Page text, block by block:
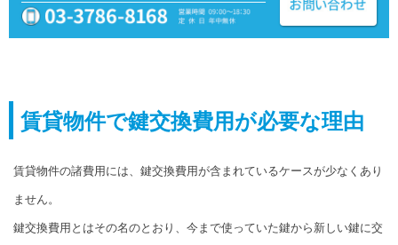
賃貸物件で鍵交換費用が必要な理由
賃貸物件の諸費用には、鍵交換費用が含まれているケースが少なくあり
ません。
鍵交換費用とはその名のとおり、今まで使っていた鍵から新しい鍵に交